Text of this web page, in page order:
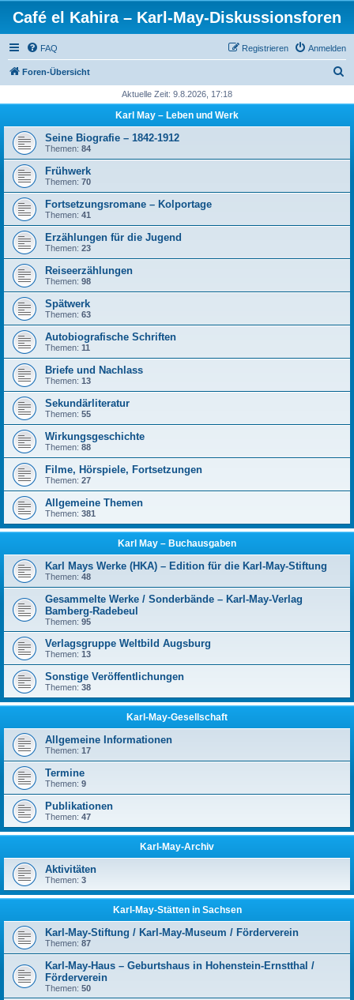
Café el Kahira – Karl-May-Diskussionsforen
FAQ Anmelden
Registrieren
Foren-Übersicht
h
Aktuelle Zeit: 9.8.2026, 17:18
Karl May – Leben und Werk
Seine Biografie – 1842-1912
Themen: 84
Frühwerk
Themen: 70
Fortsetzungsromane – Kolportage
Themen: 41
Erzählungen für die Jugend
Themen: 23
Reiseerzählungen
Themen: 98
Spätwerk
Themen: 63
Autobiografische Schriften
Themen: 11
Briefe und Nachlass
Themen: 13
Sekundärliteratur
Themen: 55
Wirkungsgeschichte
Themen: 88
Filme, Hörspiele, Fortsetzungen
Themen: 27
Allgemeine Themen
Themen: 381
Karl May – Buchausgaben
Karl Mays Werke (HKA) – Edition für die Karl-May-Stiftung
Themen: 48
Gesammelte Werke / Sonderbände – Karl-May-Verlag
Bamberg-Radebeul
Themen: 95
Verlagsgruppe Weltbild Augsburg
Themen: 13
Sonstige Veröffentlichungen
Themen: 38
Karl-May-Gesellschaft
Allgemeine Informationen
Themen: 17
Termine
Themen: 9
Publikationen
Themen: 47
Karl-May-Archiv
Aktivitäten
Themen: 3
Karl-May-Stätten in Sachsen
Karl-May-Stiftung / Karl-May-Museum / Förderverein
Themen: 87
Karl-May-Haus – Geburtshaus in Hohenstein-Ernstthal /
Förderverein
Themen: 50